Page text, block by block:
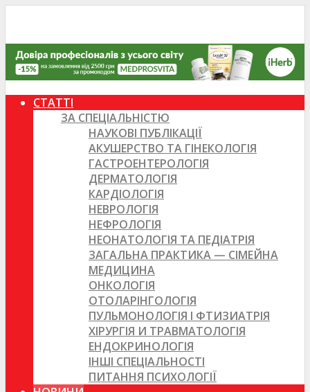
СТАТТІ
ЗА СПЕЦІАЛЬНІСТЮ
НАУКОВІ ПУБЛІКАЦІЇ
АКУШЕРСТВО ТА ГІНЕКОЛОГІЯ
ГАСТРОЕНТЕРОЛОГІЯ
ДЕРМАТОЛОГІЯ
КАРДІОЛОГІЯ
НЕВРОЛОГІЯ
НЕФРОЛОГІЯ
НЕОНАТОЛОГІЯ ТА ПЕДІАТРІЯ
ЗАГАЛЬНА ПРАКТИКА — СІМЕЙНА
МЕДИЦИНА
ОНКОЛОГІЯ
ОТОЛАРІНГОЛОГІЯ
ПУЛЬМОНОЛОГІЯ І ФТИЗИАТРІЯ
ХІРУРГІЯ И ТРАВМАТОЛОГІЯ
ЕНДОКРИНОЛОГІЯ
ІНШІ СПЕЦІАЛЬНОСТІ
ПИТАННЯ ПСИХОЛОГІЇ